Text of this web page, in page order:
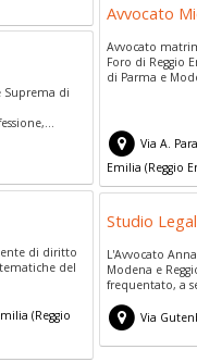
Avvocato
Avvocato
Foro di Reggio
di Parma e
Via A.
Emilia (Reggio
Suprema di
di diritto
del
(Reggio
Studio
L'Avvocato
Modena e
frequentato, a
Via